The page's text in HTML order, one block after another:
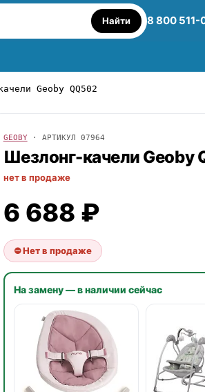
Найти 8 800
Geoby QQ502
GEOBY· АРТИКУЛ 07964
Шезлонг-качели Geoby
нет в продаже
6 688 ₽
⛔ Нет в продаже
На замену — в наличии сейчас